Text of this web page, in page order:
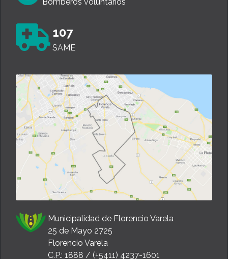
107
SAME
Municipalidad de Florencio Varela
25 de Mayo 2725
Florencio Varela
C.P.: 1888 / (+5411) 4237-1601